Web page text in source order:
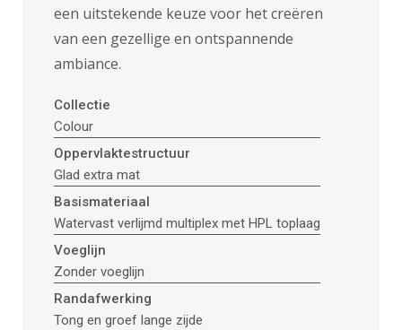
een uitstekende keuze voor het creëren
van een gezellige en ontspannende
ambiance.
Collectie
Colour
Oppervlaktestructuur
Glad extra mat
Basismateriaal
Watervast verlijmd multiplex met HPL toplaag
Voeglijn
Zonder voeglijn
Randafwerking
Tong en groef lange zijde